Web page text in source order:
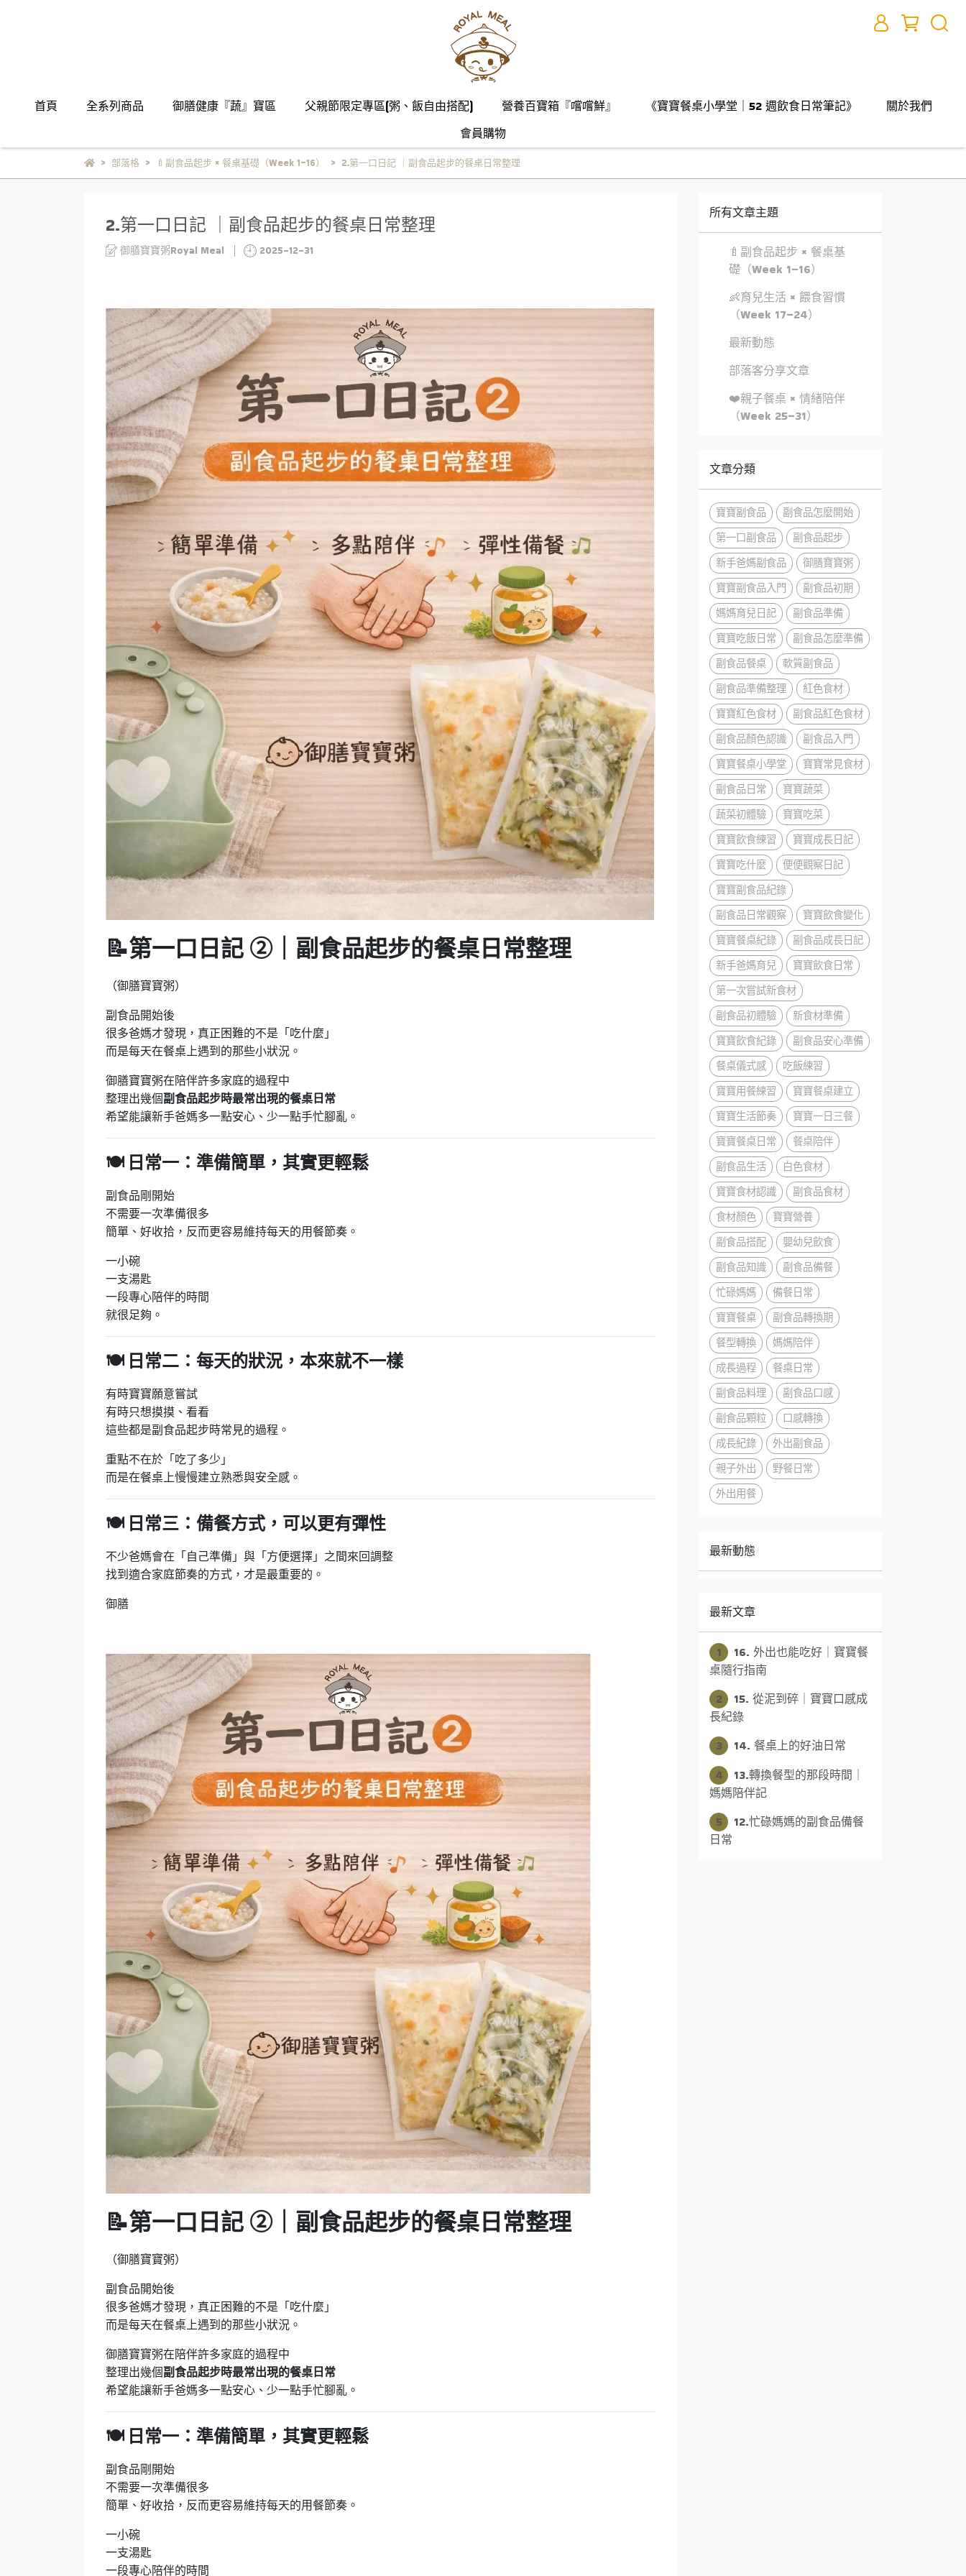
首頁 全系列商品 御膳健康『蔬』寶區 父親節限定專區(粥、飯自由搭配) 營養百寶箱『嚐嚐鮮』 《寶寶餐桌小學堂｜52 週飲食日常筆記》
關於我們
會員購物
部落格 🍼副食品起步 × 餐桌基礎（Week 1–16） 2.第一口日記 ｜副食品起步的餐桌日常整理
2.第一口日記 ｜副食品起步的餐桌日常整理
御膳寶寶粥Royal Meal 2025-12-31
📝第一口日記 ②｜副食品起步的餐桌日常整理
（御膳寶寶粥）
副食品開始後
很多爸媽才發現，真正困難的不是「吃什麼」
而是每天在餐桌上遇到的那些小狀況。
御膳寶寶粥在陪伴許多家庭的過程中
整理出幾個副食品起步時最常出現的餐桌日常
希望能讓新手爸媽多一點安心、少一點手忙腳亂。
🍽 日常一：準備簡單，其實更輕鬆
副食品剛開始
不需要一次準備很多
簡單、好收拾，反而更容易維持每天的用餐節奏。
一小碗
一支湯匙
一段專心陪伴的時間
就很足夠。
🍽 日常二：每天的狀況，本來就不一樣
有時寶寶願意嘗試
有時只想摸摸、看看
這些都是副食品起步時常見的過程。
重點不在於「吃了多少」
而是在餐桌上慢慢建立熟悉與安全感。
🍽 日常三：備餐方式，可以更有彈性
不少爸媽會在「自己準備」與「方便選擇」之間來回調整
找到適合家庭節奏的方式，才是最重要的。
御膳
📝第一口日記 ②｜副食品起步的餐桌日常整理
（御膳寶寶粥）
副食品開始後
很多爸媽才發現，真正困難的不是「吃什麼」
而是每天在餐桌上遇到的那些小狀況。
御膳寶寶粥在陪伴許多家庭的過程中
整理出幾個副食品起步時最常出現的餐桌日常
希望能讓新手爸媽多一點安心、少一點手忙腳亂。
🍽 日常一：準備簡單，其實更輕鬆
副食品剛開始
不需要一次準備很多
簡單、好收拾，反而更容易維持每天的用餐節奏。
一小碗
一支湯匙
一段專心陪伴的時間
所有文章主題
🍼副食品起步 × 餐桌基
礎（Week 1–16）
👶育兒生活 × 餵食習慣
（Week 17–24）
最新動態
部落客分享文章
❤️親子餐桌 × 情緒陪伴
（Week 25–31）
文章分類
寶寶副食品
副食品怎麼開始
第一口副食品
副食品起步
新手爸媽副食品
御膳寶寶粥
寶寶副食品入門
副食品初期
媽媽育兒日記
副食品準備
寶寶吃飯日常
副食品怎麼準備
副食品餐桌
軟質副食品
副食品準備整理
紅色食材
寶寶紅色食材
副食品紅色食材
副食品顏色認識
副食品入門
寶寶餐桌小學堂
寶寶常見食材
副食品日常
寶寶蔬菜
蔬菜初體驗
寶寶吃菜
寶寶飲食練習
寶寶成長日記
寶寶吃什麼
便便觀察日記
寶寶副食品紀錄
副食品日常觀察
寶寶飲食變化
寶寶餐桌紀錄
副食品成長日記
新手爸媽育兒
寶寶飲食日常
第一次嘗試新食材
副食品初體驗
新食材準備
寶寶飲食紀錄
副食品安心準備
餐桌儀式感
吃飯練習
寶寶用餐練習
寶寶餐桌建立
寶寶生活節奏
寶寶一日三餐
寶寶餐桌日常
餐桌陪伴
副食品生活
白色食材
寶寶食材認識
副食品食材
食材顏色
寶寶營養
副食品搭配
嬰幼兒飲食
副食品知識
副食品備餐
忙碌媽媽
備餐日常
寶寶餐桌
副食品轉換期
餐型轉換
媽媽陪伴
成長過程
餐桌日常
副食品料理
副食品口感
副食品顆粒
口感轉換
成長紀錄
外出副食品
親子外出
野餐日常
外出用餐
最新動態
最新文章
1
16. 外出也能吃好｜寶寶餐
桌隨行指南
2
15. 從泥到碎｜寶寶口感成
長紀錄
3
14. 餐桌上的好油日常
4
13.轉換餐型的那段時間｜
媽媽陪伴記
5
12.忙碌媽媽的副食品備餐
日常